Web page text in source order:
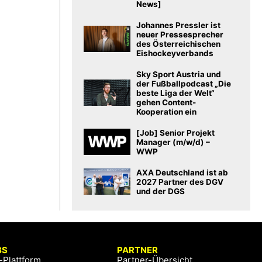
News]
Johannes Pressler ist
neuer Pressesprecher
des Österreichischen
Eishockeyverbands
Sky Sport Austria und
der Fußballpodcast „Die
beste Liga der Welt“
gehen Content-
Kooperation ein
[Job] Senior Projekt
Manager (m/w/d) –
WWP
AXA Deutschland ist ab
2027 Partner des DGV
und der DGS
Plattform
PARTNER
Partner-Übersicht